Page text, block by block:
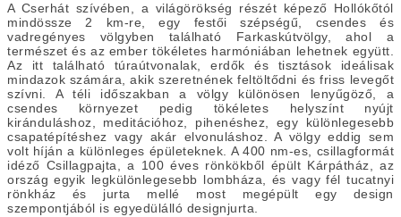
A Cserhát szívében, a világörökség részét képező Hollókőtól
mindössze 2 km-re, egy festői szépségű, csendes és
vadregényes völgyben található Farkaskútvölgy, ahol a
természet és az ember tökéletes harmóniában lehetnek együtt.
Az itt található túraútvonalak, erdők és tisztások ideálisak
mindazok számára, akik szeretnének feltöltődni és friss levegőt
szívni. A téli időszakban a völgy különösen lenyűgöző, a
csendes környezet pedig tökéletes helyszínt nyújt
kiránduláshoz, meditációhoz, pihenéshez, egy különlegesebb
csapatépítéshez vagy akár elvonuláshoz. A völgy eddig sem
volt híján a különleges épületeknek. A 400 nm-es, csillagformát
idéző Csillagpajta, a 100 éves rönkökből épült Kárpátház, az
ország egyik legkülönlegesebb lombháza, és vagy fél tucatnyi
rönkház és jurta mellé most megépült egy design
szempontjából is egyedülálló designjurta.